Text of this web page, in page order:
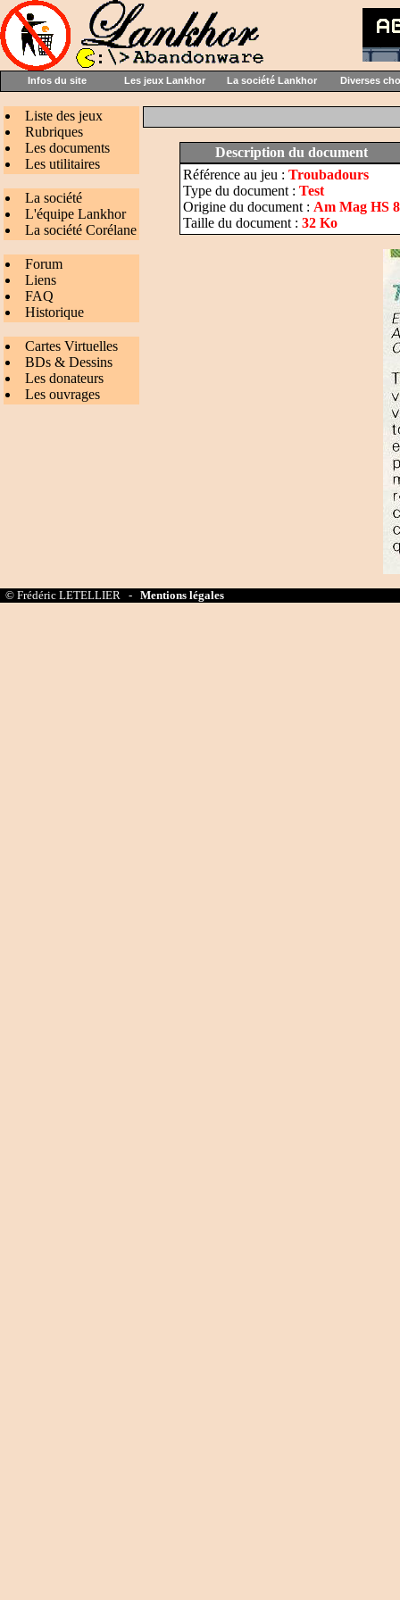
Infos du site Les jeux Lankhor La société Lankhor Diverses
Liste des jeux
Rubriques
Les documents
Les utilitaires
La société
L'équipe Lankhor
La société Corélane
Forum
Liens
FAQ
Historique
Cartes Virtuelles
BDs & Dessins
Les donateurs
Les ouvrages
Description du document
Référence au jeu : Troubadours
Type du document : Test
Origine du document : Am Mag HS
Taille du document : 32 Ko
© Frédéric LETELLIER - Mentions légales